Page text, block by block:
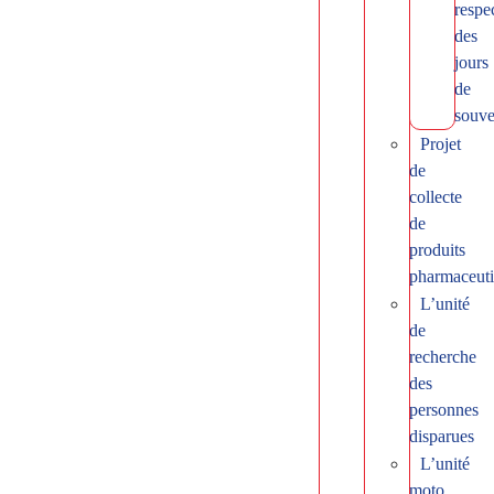
des
jours
de
Projet
de
collecte
de
produits
L’unité
de
recherche
des
personnes
disparues
L’unité